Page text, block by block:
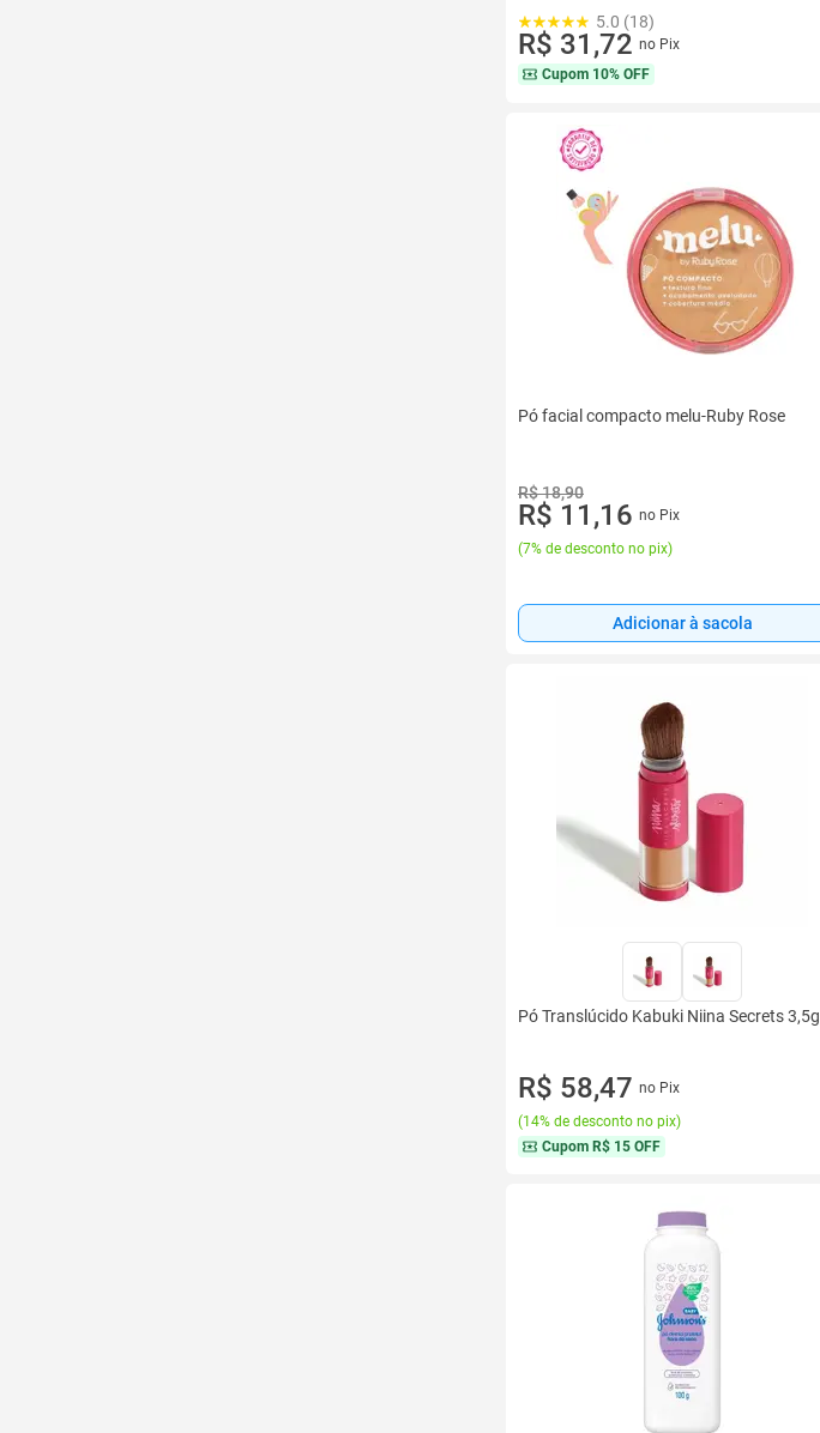
5.0 (18)
R$ 31,72 no Pix
Cupom 10% OFF
Pó facial compacto melu-Ruby Rose
R$ 18,90
R$ 11,16 no Pix
(7% de desconto no pix)
Adicionar à sacola
Pó Translúcido Kabuki Niina Secrets 3,5g
R$ 58,47 no Pix
(14% de desconto no pix)
Cupom R$ 15 OFF